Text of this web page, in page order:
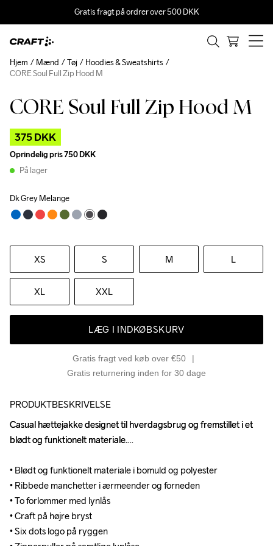
Gratis fragt på ordrer over 500 DKK
CORE Soul Full Zip Hood M
375 DKK
Oprindelig pris750 DKK
På lager
Dk Grey Melange
XS S M L
XL XXL
LÆG I INDKØBSKURV
Gratis fragt ved køb over €50
Gratis returnering inden for 30 dage
Hjem Mænd Tøj
Hoodies & Sweatshirts
CORE Soul Full Zip Hood M
Outlet
PRODUKTBESKRIVELSE
Casual hættejakke designet til hverdagsbrug og fremstillet i et
blødt og funktionelt materiale.
• Blødt og funktionelt materiale i bomuld og polyester
• Ribbede manchetter i ærmeender og forneden
• To forlommer med lynlås
• Craft på højre bryst
• Six dots logo på ryggen
Casual hættejakke designet til hverdagsbrug og fremstillet i et
blødt og funktionelt materiale.
• Blødt og funktionelt materiale i bomuld og polyester
• Ribbede manchetter i ærmeender og forneden
• To forlommer med lynlås
• Craft på højre bryst
• Six dots logo på ryggen